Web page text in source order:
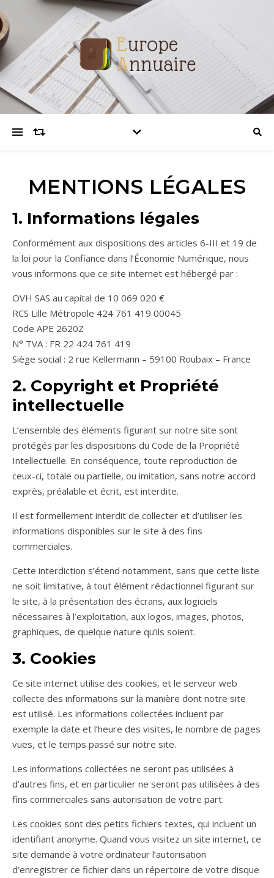
MENTIONS LÉGALES
1. Informations légales
Conformément aux dispositions des articles 6-III et 19 de
la loi pour la Confiance dans l’Économie Numérique, nous
vous informons que ce site internet est hébergé par :
OVH SAS au capital de 10 069 020 €
RCS Lille Métropole 424 761 419 00045
Code APE 2620Z
N° TVA : FR 22 424 761 419
Siège social : 2 rue Kellermann – 59100 Roubaix – France
2. Copyright et Propriété
intellectuelle
L’ensemble des éléments figurant sur notre site sont
protégés par les dispositions du Code de la Propriété
Intellectuelle. En conséquence, toute reproduction de
ceux-ci, totale ou partielle, ou imitation, sans notre accord
exprès, préalable et écrit, est interdite.
Il est formellement interdit de collecter et d’utiliser les
informations disponibles sur le site à des fins
commerciales.
Cette interdiction s’étend notamment, sans que cette liste
ne soit limitative, à tout élément rédactionnel figurant sur
le site, à la présentation des écrans, aux logiciels
nécessaires à l’exploitation, aux logos, images, photos,
graphiques, de quelque nature qu’ils soient.
3. Cookies
Ce site internet utilise des cookies, et le serveur web
collecte des informations sur la manière dont notre site
est utilisé. Les informations collectées incluent par
exemple la date et l’heure des visites, le nombre de pages
vues, et le temps passé sur notre site.
Les informations collectées ne seront pas utilisées à
d’autres fins, et en particulier ne seront pas utilisées à des
fins commerciales sans autorisation de votre part.
Les cookies sont des petits fichiers textes, qui incluent un
identifiant anonyme. Quand vous visitez un site internet, ce
site demande à votre ordinateur l’autorisation
d’enregistrer ce fichier dans un répertoire de votre disque